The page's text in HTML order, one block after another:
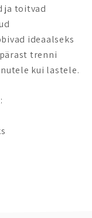
ja toitvad
ideaalseks
trenni
kui lastele.